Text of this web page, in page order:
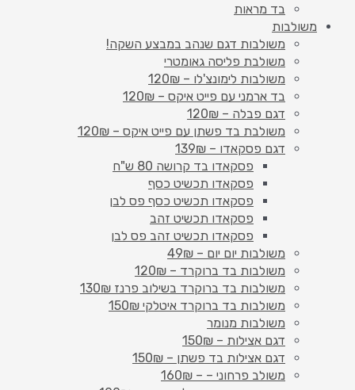
בד מראות
משולבות
משולבות דגם שנהב במבצע השקה!
משולבת פליסה גאומטרי
משולבות לימונצ'לו – 120₪
בד ארמני עם פייט איקס – 120₪
דגם פבלה – 120₪
משולבת בד פשתן עם פייט איקס – 120₪
דגם פסקאדו – 139₪
פסקאדו בד קרושה 80 ש"ח
פסקאדו תכשיט כסף
פסקאדו תכשיט כסף פס לבן
פסקאדו תכשיט זהב
פסקאדו תכשיט זהב פס לבן
משולבות יום יום – 49₪
משולבות בד ברוקרד – 120₪
משולבות בד ברוקרד בשילוב פרנז 130₪
משולבות בד ברוקרד איטלקי 150₪
משולבות מנומר
דגם אצילות – 150₪
דגם אצילות בד פשתן – 150₪
משולב פרחוני – – 160₪